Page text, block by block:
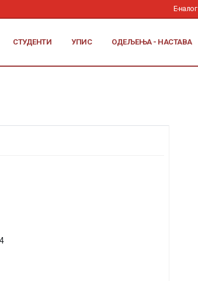
Е-налог
СТУДЕНТИ УПИС ОДЕЉЕЊА - НАСТАВА